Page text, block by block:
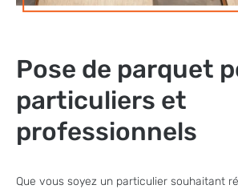
Pose de parquet
particuliers et
professionnels
Que vous soyez un particulier souhaitant